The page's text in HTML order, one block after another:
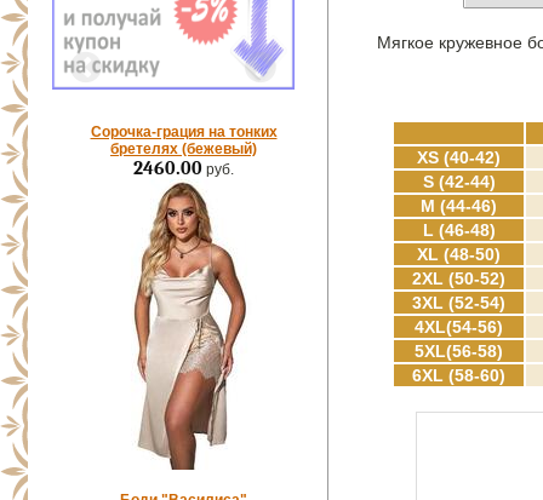
Сорочка-грация на тонких
бретелях (бежевый)
2460.00 руб.
Мягкое кружевное
XS (40-42)
S (42-44)
M (44-46)
L (46-48)
XL (48-50)
2XL (50-52)
3XL (52-54)
4XL(54-56)
5XL(56-58)
6XL (58-60)